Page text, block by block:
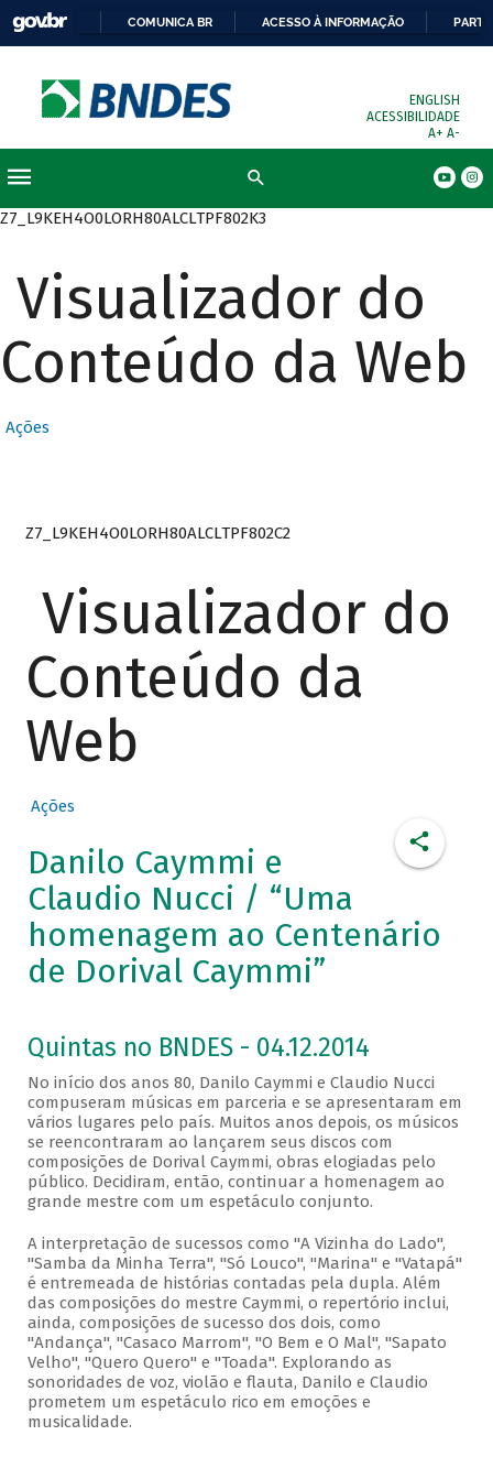
COMUNICA BR ACESSO À INFORMAÇÃO
ENGLISH
ACESSIBILIDADE
A+ A-
Z7_L9KEH4O0LORH80ALCLTPF802K3
Visualizador do
Conteúdo da Web
Ações
Z7_L9KEH4O0LORH80ALCLTPF802C2
Visualizador do
Conteúdo da
Web
Ações
Danilo Caymmi e
Claudio Nucci / “Uma
homenagem ao Centenário
de Dorival Caymmi”
Quintas no BNDES - 04.12.2014
No início dos anos 80, Danilo Caymmi e Claudio Nucci
compuseram músicas em parceria e se apresentaram em
vários lugares pelo país. Muitos anos depois, os músicos
se reencontraram ao lançarem seus discos com
composições de Dorival Caymmi, obras elogiadas pelo
público. Decidiram, então, continuar a homenagem ao
grande mestre com um espetáculo conjunto.
A interpretação de sucessos como "A Vizinha do Lado",
"Samba da Minha Terra", "Só Louco", "Marina" e "Vatapá"
é entremeada de histórias contadas pela dupla. Além
das composições do mestre Caymmi, o repertório inclui,
ainda, composições de sucesso dos dois, como
"Andança", "Casaco Marrom", "O Bem e O Mal", "Sapato
Velho", "Quero Quero" e "Toada". Explorando as
sonoridades de voz, violão e flauta, Danilo e Claudio
prometem um espetáculo rico em emoções e
musicalidade.